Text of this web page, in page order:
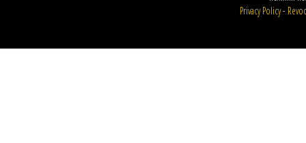
Privacy Policy-